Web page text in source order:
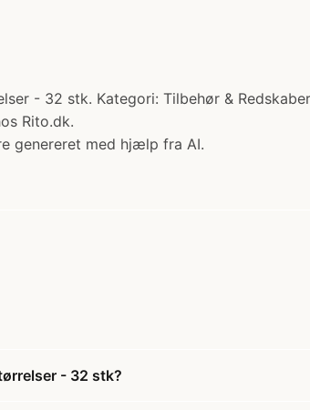
- 32 stk. Kategori: Tilbehør &
Rito.dk.
genereret med hjælp fra AI.
- 32 stk?